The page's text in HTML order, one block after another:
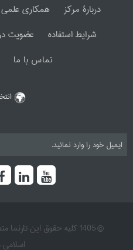
دربارۀ مرکز همکاری علمی
شرایط استفاده
عضویت
تماس با ما
© 1405 کلیه حقوق این